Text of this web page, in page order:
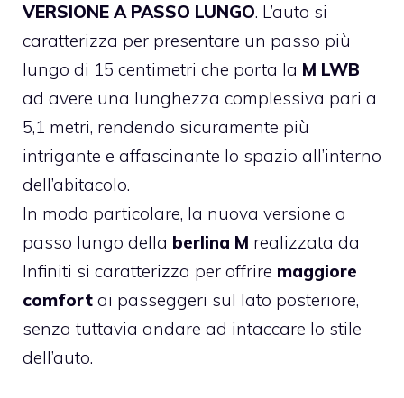
VERSIONE A PASSO LUNGO. L’auto si
caratterizza per presentare un passo più
lungo di 15 centimetri che porta la M LWB
ad avere una lunghezza complessiva pari a
5,1 metri, rendendo sicuramente più
intrigante e affascinante lo spazio all’interno
dell’abitacolo.
In modo particolare, la nuova versione a
passo lungo della berlina M realizzata da
Infiniti si caratterizza per offrire maggiore
comfort ai passeggeri sul lato posteriore,
senza tuttavia andare ad intaccare lo stile
dell’auto.